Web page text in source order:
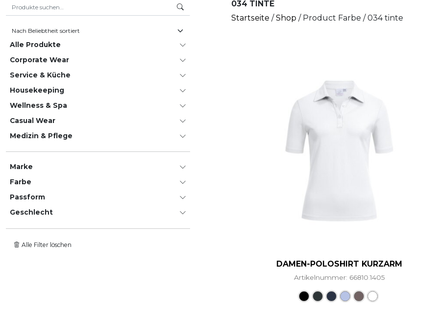
Alle Produkte
Corporate Wear
Service & Küche
House­keeping
Wellness & Spa
Casual Wear
Medizin & Pflege
Marke
Farbe
Passform
Geschlecht
Alle Filter löschen
034 TINTE
Startseite /Shop / Product Farbe / 034 tinte
DAMEN-POLOSHIRT KURZARM
Artikelnummer: 66810.1405